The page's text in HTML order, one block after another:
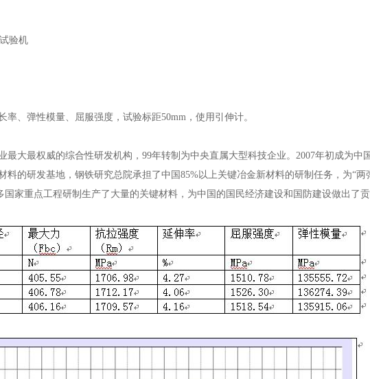
验机
、弹性模量、屈服强度，试验标距50mm，使用引伸计。
最大最权威的综合性研发机构，99年转制为中央直属大型科技企业。2007年初成为中
的研发基地，钢铁研究总院承担了中国85%以上关键冶金新材料的研制任务，为“两
国家重点工程研制生产了大量的关键材料，为中国的国民经济建设和国防建设做出了贡